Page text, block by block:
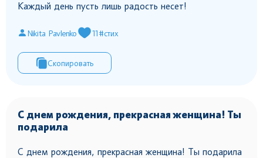
Каждый день пусть лишь радость несет!
Nikita Pavlenko 11#стих
Скопировать
С днем рождения, прекрасная женщина! Ты
подарила
С днем рождения, прекрасная женщина! Ты подарила